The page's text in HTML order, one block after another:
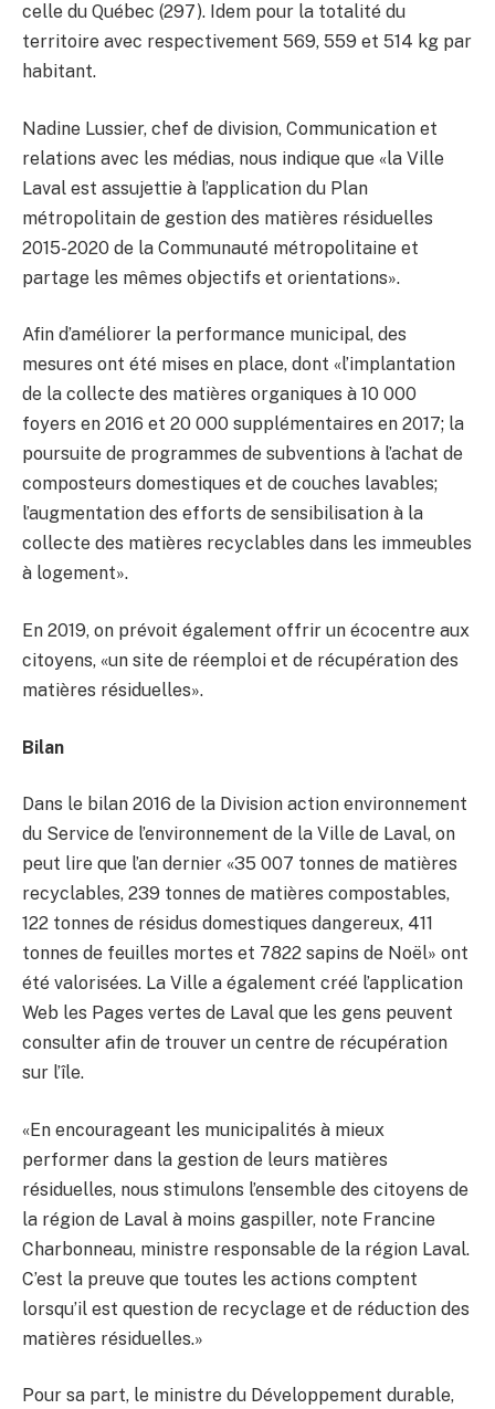
celle du Québec (297). Idem pour la totalité du
territoire avec respectivement 569, 559 et 514 kg par
habitant.
Nadine Lussier, chef de division, Communication et
relations avec les médias, nous indique que «la Ville
Laval est assujettie à l’application du Plan
métropolitain de gestion des matières résiduelles
2015-2020 de la Communauté métropolitaine et
partage les mêmes objectifs et orientations».
Afin d’améliorer la performance municipal, des
mesures ont été mises en place, dont «l’implantation
de la collecte des matières organiques à 10 000
foyers en 2016 et 20 000 supplémentaires en 2017; la
poursuite de programmes de subventions à l’achat de
composteurs domestiques et de couches lavables;
l’augmentation des efforts de sensibilisation à la
collecte des matières recyclables dans les immeubles
à logement».
En 2019, on prévoit également offrir un écocentre aux
citoyens, «un site de réemploi et de récupération des
matières résiduelles».
Bilan
Dans le bilan 2016 de la Division action environnement
du Service de l’environnement de la Ville de Laval, on
peut lire que l’an dernier «35 007 tonnes de matières
recyclables, 239 tonnes de matières compostables,
122 tonnes de résidus domestiques dangereux, 411
tonnes de feuilles mortes et 7822 sapins de Noël» ont
été valorisées. La Ville a également créé l’application
Web les Pages vertes de Laval que les gens peuvent
consulter afin de trouver un centre de récupération
sur l’île.
«En encourageant les municipalités à mieux
performer dans la gestion de leurs matières
résiduelles, nous stimulons l’ensemble des citoyens de
la région de Laval à moins gaspiller, note Francine
Charbonneau, ministre responsable de la région Laval.
C’est la preuve que toutes les actions comptent
lorsqu’il est question de recyclage et de réduction des
matières résiduelles.»
Pour sa part, le ministre du Développement durable,